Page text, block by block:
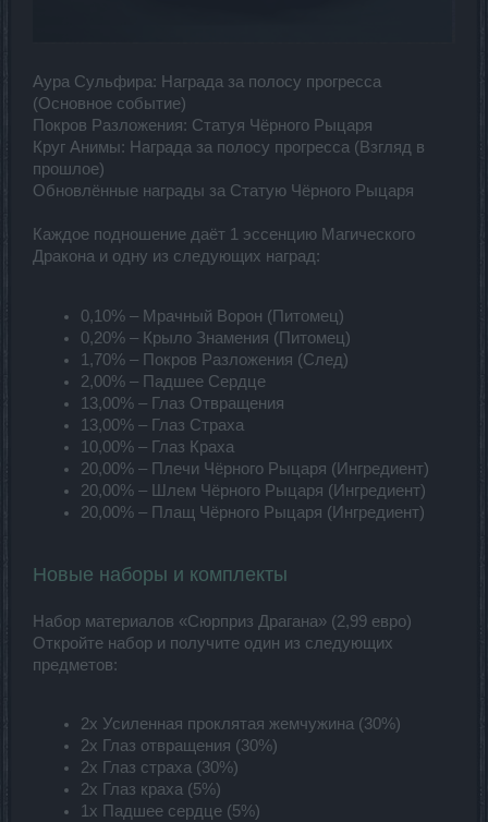
Аура Сульфира: Награда за полосу прогресса
(Основное событие)
Покров Разложения: Статуя Чёрного Рыцаря
Круг Анимы: Награда за полосу прогресса (Взгляд в
прошлое)
Обновлённые награды за Статую Чёрного Рыцаря
Каждое подношение даёт 1 эссенцию Магического
Дракона и одну из следующих наград:
0,10% – Мрачный Ворон (Питомец)
0,20% – Крыло Знамения (Питомец)
1,70% – Покров Разложения (След)
2,00% – Падшее Сердце
13,00% – Глаз Отвращения
13,00% – Глаз Страха
10,00% – Глаз Краха
20,00% – Плечи Чёрного Рыцаря (Ингредиент)
20,00% – Шлем Чёрного Рыцаря (Ингредиент)
20,00% – Плащ Чёрного Рыцаря (Ингредиент)
Новые наборы и комплекты
Набор материалов «Сюрприз Драгана» (2,99 евро)
Откройте набор и получите один из следующих
предметов:
2x Усиленная проклятая жемчужина (30%)
2x Глаз отвращения (30%)
2x Глаз страха (30%)
2x Глаз краха (5%)
1x Падшее сердце (5%)